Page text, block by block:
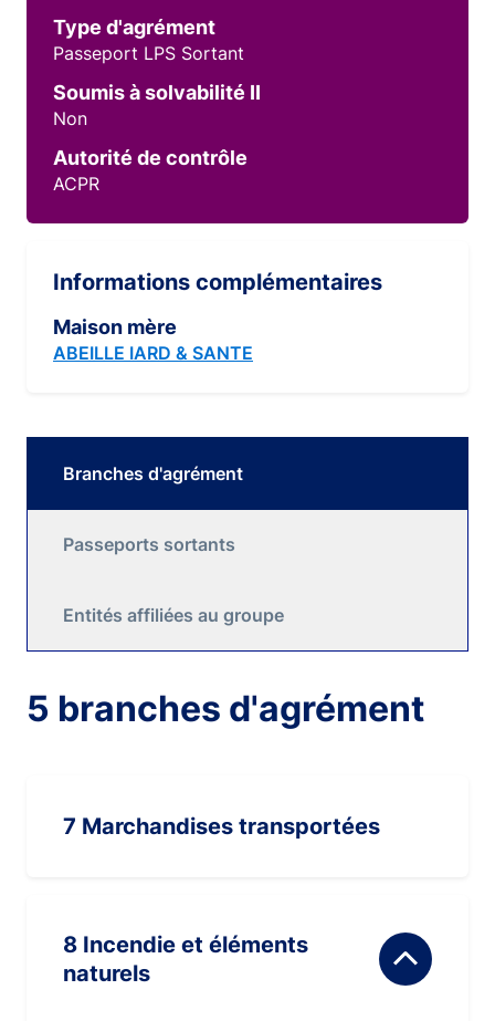
Type d'agrément
Passeport LPS Sortant
Soumis à solvabilité II
Non
Autorité de contrôle
ACPR
Informations complémentaires
Maison mère
ABEILLE IARD & SANTE
Branches d'agrément
Passeports sortants
Entités affiliées au groupe
5 branches d'agrément
7 Marchandises transportées
8 Incendie et éléments
naturels